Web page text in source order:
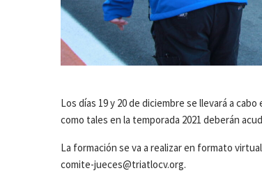
Los días 19 y 20 de diciembre se llevará a
como tales en la temporada 2021 deberán
La formación se va a realizar en formato
comite-jueces@triatlocv.org.